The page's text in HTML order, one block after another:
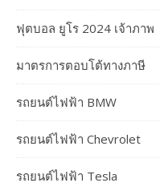
ฟุตบอล ยูโร 2024 เจ้าภาพ
มาตรการตอบโต้ทางภาษี
รถยนต์ไฟฟ้า BMW
รถยนต์ไฟฟ้า Chevrolet
รถยนต์ไฟฟ้า Tesla